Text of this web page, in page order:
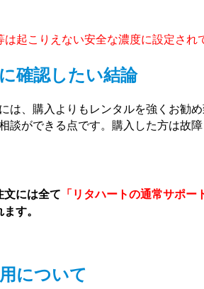
起こりえない安全な濃度に設定され
確認したい結論
は、購入よりもレンタルを強くお勧め
談ができる点です。 購入した方は故
には全て 「リタハートの通常サポ
す。
について